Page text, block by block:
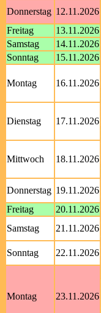
Donnerstag 12.11.2026
Freitag
13.11.2026
Samstag
14.11.2026
Sonntag
15.11.2026
Montag 16.11.2026
Dienstag 17.11.2026
Mittwoch 18.11.2026
Donnerstag 19.11.2026
Freitag
20.11.2026
Samstag
21.11.2026
Sonntag
22.11.2026
Montag 23.11.2026